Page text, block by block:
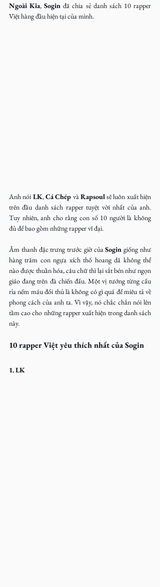
Ngoài Kia, Sogin đã chia sẻ danh sách 10 rapper
Việt hàng đầu hiện tại của mình.
Anh nói LK, Cá Chép và Rapsoul sẽ luôn xuất hiện
trên đầu danh sách rapper tuyệt vời nhất của anh.
Tuy nhiên, anh cho rằng con số 10 người là không
đủ để bao gồm những rapper vĩ đại.
Âm thanh đặc trưng trước giờ của Sogin giống như
hàng trăm con ngựa xích thố hoang dã không thể
nào được thuần hóa, câu chữ thì lại sắt bén như ngọn
giáo đang trên đà chiến đấu. Một vị tướng từng cấu
rỉa nếm máu đối thủ là không có gì quá để miêu tả về
phong cách của anh ta. Vì vậy, nó chắc chắn nói lên
tầm cao cho những rapper xuất hiện trong danh sách
này.
10 rapper Việt yêu thích nhất của Sogin
1. LK